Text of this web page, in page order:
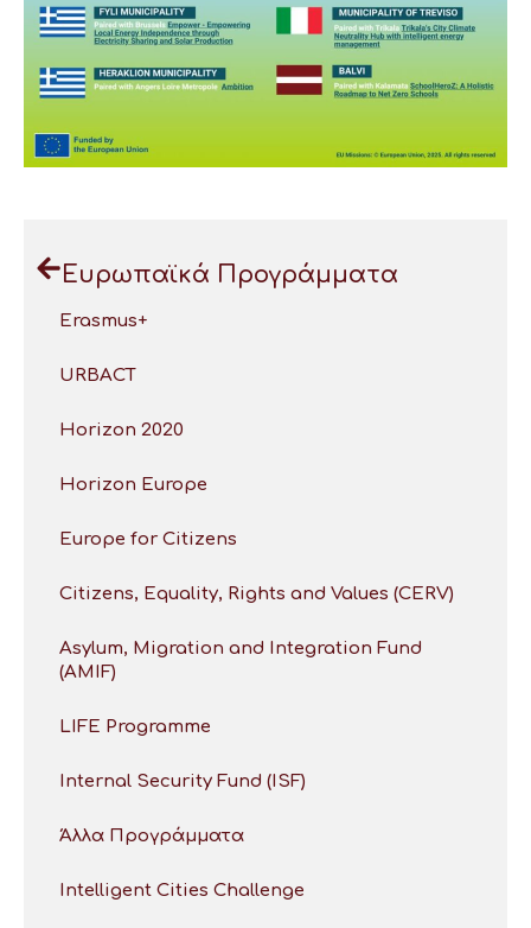
Ευρωπαϊκά Προγράμματα
Erasmus+
URBACT
Horizon 2020
Horizon Europe
Europe for Citizens
Citizens, Equality, Rights and Values (CERV)
Asylum, Migration and Integration Fund
(AMIF)
LIFE Programme
Internal Security Fund (ISF)
Άλλα Προγράμματα
Intelligent Cities Challenge